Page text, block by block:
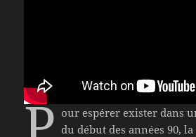
our espérer exister dans
du début des années 90,